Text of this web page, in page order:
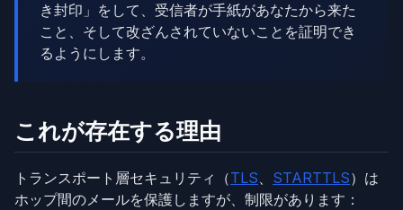
き封印」をして、受信者が手紙があなたから来た
こと、そして改ざんされていないことを証明でき
るようにします。
これが存在する理由
トランスポート層セキュリティ（TLS、 STARTTLS）は
ホップ間のメールを保護しますが、制限があります：